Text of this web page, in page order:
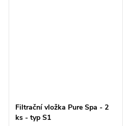
Filtrační vložka Pure Spa - 2
ks - typ S1